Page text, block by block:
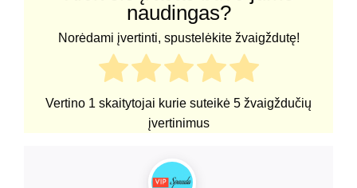
naudingas?
Norėdami įvertinti, spustelėkite žvaigždutę!
Vertino 1 skaitytojai kurie suteikė 5 žvaigždučių
įvertinimus